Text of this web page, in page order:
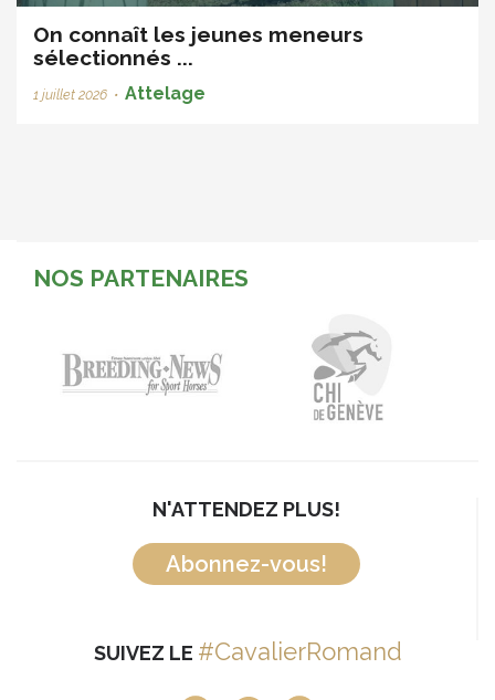
On connaît les jeunes meneurs
sélectionnés ...
1 juillet 2026 • Attelage
NOS PARTENAIRES
N'ATTENDEZ PLUS!
Abonnez-vous!
SUIVEZ LE #CavalierRomand